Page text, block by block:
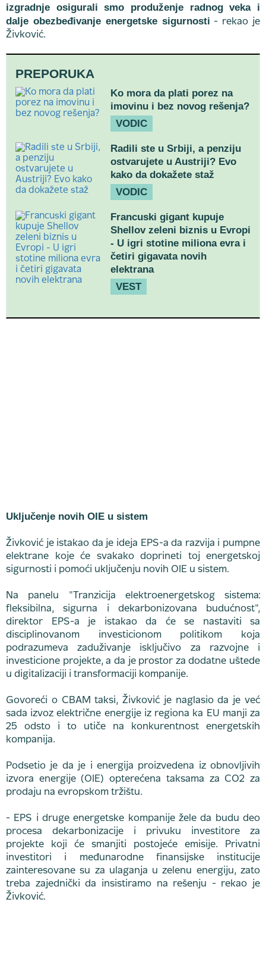
izgradnje osigurali smo produženje radnog veka i
dalje obezbeđivanje energetske sigurnosti - rekao je
Živković.
PREPORUKA
Ko mora da plati porez na
imovinu i bez novog rešenja?
VODIC
Radili ste u Srbiji, a penziju
ostvarujete u Austriji? Evo
kako da dokažete staž
VODIC
Francuski gigant kupuje
Shellov zeleni biznis u Evropi
- U igri stotine miliona evra i
četiri gigavata novih
elektrana
VEST
Uključenje novih OIE u sistem
Živković je istakao da je ideja EPS-a da razvija i pumpne
elektrane koje će svakako doprineti toj energetskoj
sigurnosti i pomoći uključenju novih OIE u sistem.
Na panelu "Tranzicija elektroenergetskog sistema:
fleksibilna, sigurna i dekarbonizovana budućnost",
direktor EPS-a je istakao da će se nastaviti sa
disciplinovanom investicionom politikom koja
podrazumeva zaduživanje isključivo za razvojne i
investicione projekte, a da je prostor za dodatne uštede
u digitalizaciji i transformaciji kompanije.
Govoreći o CBAM taksi, Živković je naglasio da je već
sada izvoz električne energije iz regiona ka EU manji za
25 odsto i to utiče na konkurentnost energetskih
kompanija.
Podsetio je da je i energija proizvedena iz obnovljivih
izvora energije (OIE) opterećena taksama za CO2 za
prodaju na evropskom tržištu.
- EPS i druge energetske kompanije žele da budu deo
procesa dekarbonizacije i privuku investitore za
projekte koji će smanjiti postojeće emisije. Privatni
investitori i međunarodne finansijske institucije
zainteresovane su za ulaganja u zelenu energiju, zato
treba zajednički da insistiramo na rešenju - rekao je
Živković.